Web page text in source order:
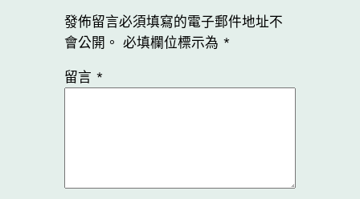
發佈留言必須填寫的電子郵件地址不
會公開。 必填欄位標示為 *
留言 *